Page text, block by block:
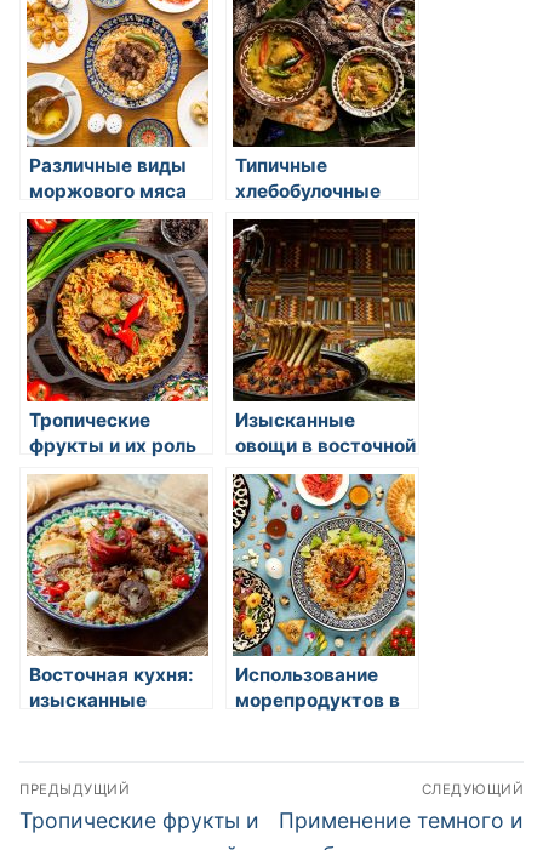
Различные виды
моржового мяса
на собственной
шкуре
Типичные
хлебобулочные
изделия в
азиатской кухне
Тропические
фрукты и их роль
в восточной
гастрономии
Изысканные
овощи в восточной
кулинарии:
открытие
вкусового
разнообразия
Восточная кухня:
изысканные
Использование
морепродуктов в
Навигация
по
ПРЕДЫДУЩИЙ
Предыдущая
Тропические фрукты и
СЛЕДУЮЩИЙ
Следующая
Применение темного и